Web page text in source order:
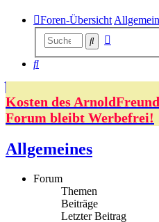
Foren-Übersicht
Suche
Suche
Kosten des
Forum bleibt Werbefrei!
Allgemeines
Forum
Themen
Beiträge
Letzter Beitrag